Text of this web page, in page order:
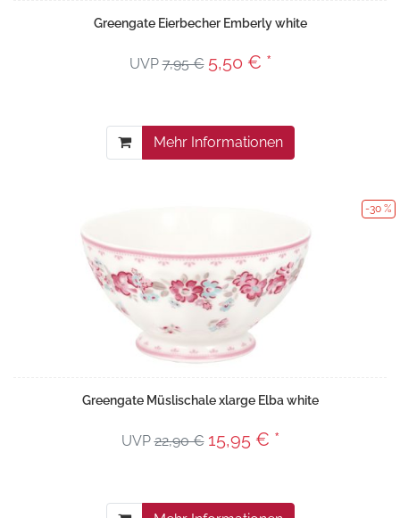
Greengate Eierbecher Emberly white
UVP7,95 € 5,50 € *
Mehr Informationen
-30 %
Greengate Müslischale xlarge Elba white
UVP22,90 € 15,95 € *